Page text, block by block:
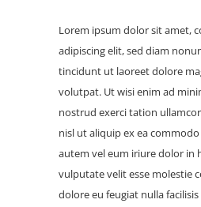
Lorem ipsum dolor sit amet,
adipiscing elit, sed diam
tincidunt ut laoreet dolore
volutpat. Ut wisi enim ad
nostrud exerci tation
nisl ut aliquip ex ea
autem vel eum iriure dolor in
vulputate velit esse molestie
dolore eu feugiat nulla